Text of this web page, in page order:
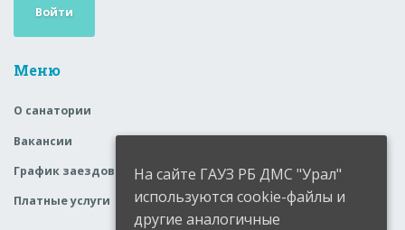
Войти
Меню
О санатории
Вакансии
График заездов
Платные услуги
На сайте ГАУЗ РБ ДМС "Урал"
используются cookie-файлы и
другие аналогичные